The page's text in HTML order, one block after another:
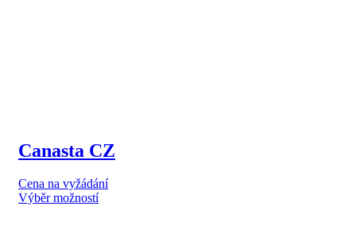
Canasta CZ
Cena na vyžádání
Výběr možnostíTento